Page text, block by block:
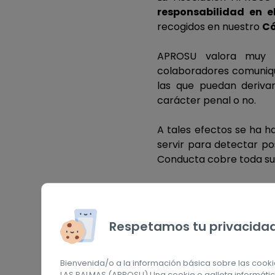
Admin. Públicas
Empresas Priv
Entid. Tercer Sector
Proveedores
Centros de Formación
ODS
responsabilidad en
recogidos en nuestro
APROSU valora
colaboradores
las que puedan
carácter penal o no.
A tales efectos se ha
servir para detectar
Conducta cobre toda
envío de
consultada pulsando
Respetamos tu
Bienvenida/o a la información básica sobre las cookies